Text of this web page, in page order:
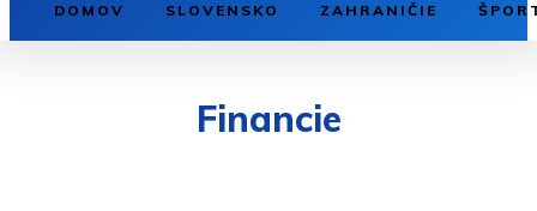
DOMOV SLOVENSKO ZAHRANIČIE
Financie